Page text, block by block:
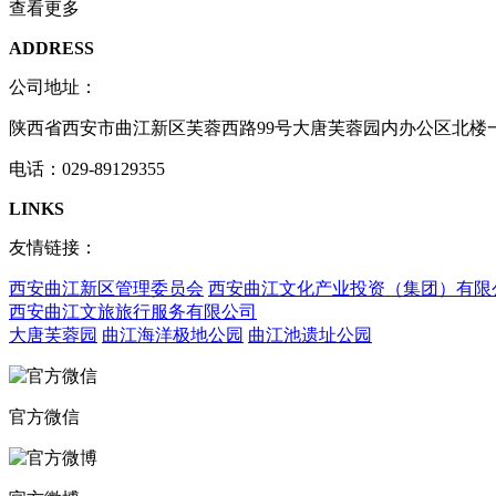
查看更多
ADDRESS
公司地址：
陕西省西安市曲江新区芙蓉西路99号大唐芙蓉园内办公区北楼
电话：029-89129355
LINKS
友情链接：
西安曲江新区管理委员会 西安曲江文化产业投资（集团）有限
西安曲江文旅旅行服务有限公司
大唐芙蓉园 曲江海洋极地公园 曲江池遗址公园
官方微信